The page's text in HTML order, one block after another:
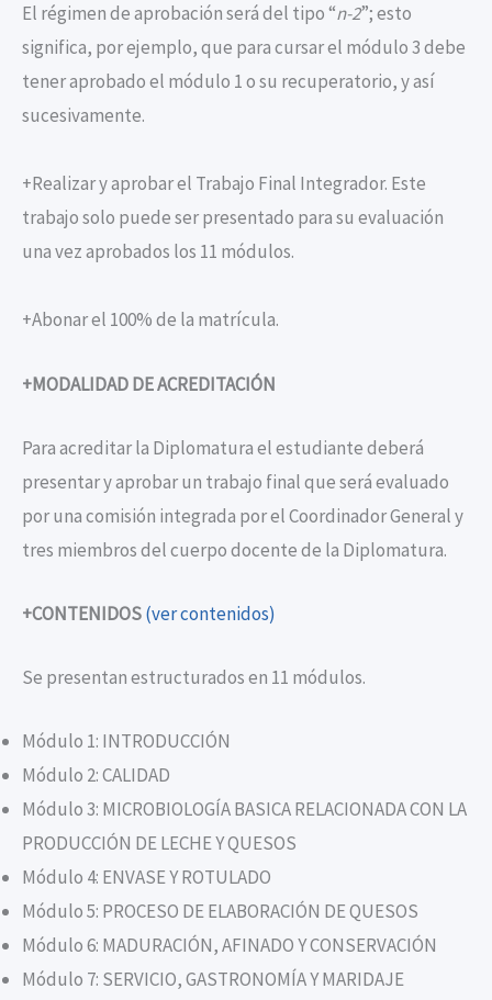
El régimen de aprobación será del tipo “n-2”; esto
significa, por ejemplo, que para cursar el módulo 3 debe
tener aprobado el módulo 1 o su recuperatorio, y así
sucesivamente.
+Realizar y aprobar el Trabajo Final Integrador. Este
trabajo solo puede ser presentado para su evaluación
una vez aprobados los 11 módulos.
+Abonar el 100% de la matrícula.
+MODALIDAD DE ACREDITACIÓN
Para acreditar la Diplomatura el estudiante deberá
presentar y aprobar un trabajo final que será evaluado
por una comisión integrada por el Coordinador General y
tres miembros del cuerpo docente de la Diplomatura.
+CONTENIDOS(ver contenidos)
Se presentan estructurados en 11 módulos.
Módulo 1: INTRODUCCIÓN
Módulo 2: CALIDAD
Módulo 3: MICROBIOLOGÍA BASICA RELACIONADA CON LA
PRODUCCIÓN DE LECHE Y QUESOS
Módulo 4: ENVASE Y ROTULADO
Módulo 5: PROCESO DE ELABORACIÓN DE QUESOS
Módulo 6: MADURACIÓN, AFINADO Y CONSERVACIÓN
Módulo 7: SERVICIO, GASTRONOMÍA Y MARIDAJE